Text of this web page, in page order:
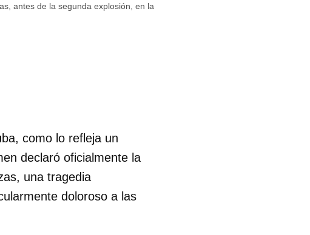
antes de la segunda explosión, en la
como lo refleja un
declaró oficialmente la
una tragedia
doloroso a las